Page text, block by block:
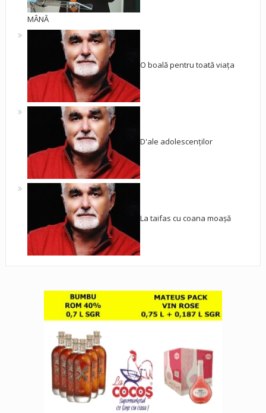
MÂNĂ
O boală pentru toată viața
D'ale adolescenților
La taifas cu coana moașă